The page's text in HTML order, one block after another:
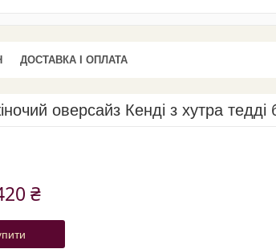
ДОСТАВКА І ОПЛАТА
оверсайз Кенді з хутра
₴